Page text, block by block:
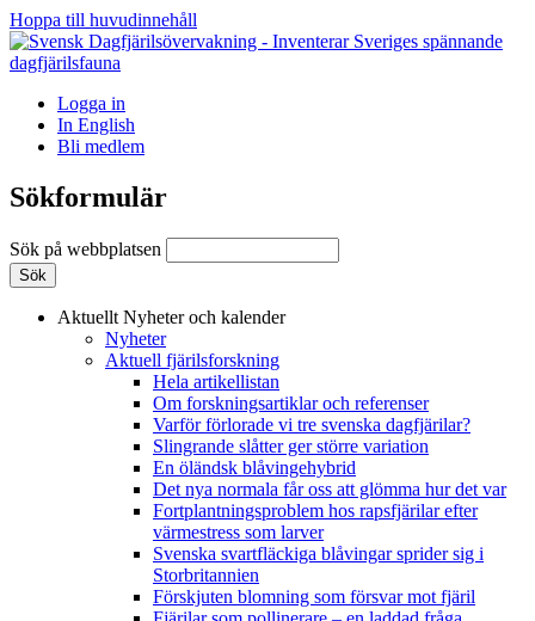
Hoppa till huvudinnehåll
Logga in
In English
Bli medlem
Sökformulär
Sök på webbplatsen
Aktuellt Nyheter och kalender
Nyheter
Aktuell fjärilsforskning
Hela artikellistan
Om forskningsartiklar och referenser
Varför förlorade vi tre svenska dagfjärilar?
Slingrande slåtter ger större variation
En öländsk blåvingehybrid
Det nya normala får oss att glömma hur det var
Fortplantningsproblem hos rapsfjärilar efter
värmestress som larver
Svenska svartfläckiga blåvingar sprider sig i
Storbritannien
Förskjuten blomning som försvar mot fjäril